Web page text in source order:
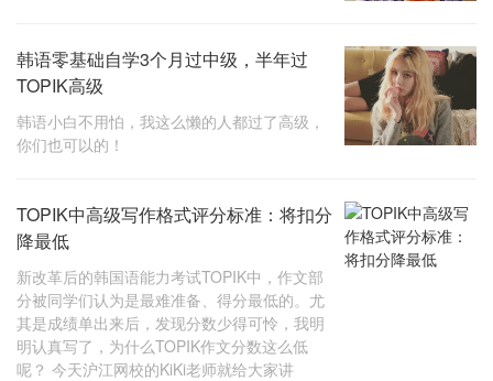
韩语零基础自学3个月过中级，半年过
TOPIK高级
韩语小白不用怕，我这么懒的人都过了高级，
你们也可以的！
TOPIK中高级写作格式评分标准：将扣分
降最低
新改革后的韩国语能力考试TOPIK中，作文部
分被同学们认为是最难准备、得分最低的。尤
其是成绩单出来后，发现分数少得可怜，我明
明认真写了，为什么TOPIK作文分数这么低
呢？ 今天沪江网校的KiKi老师就给大家讲